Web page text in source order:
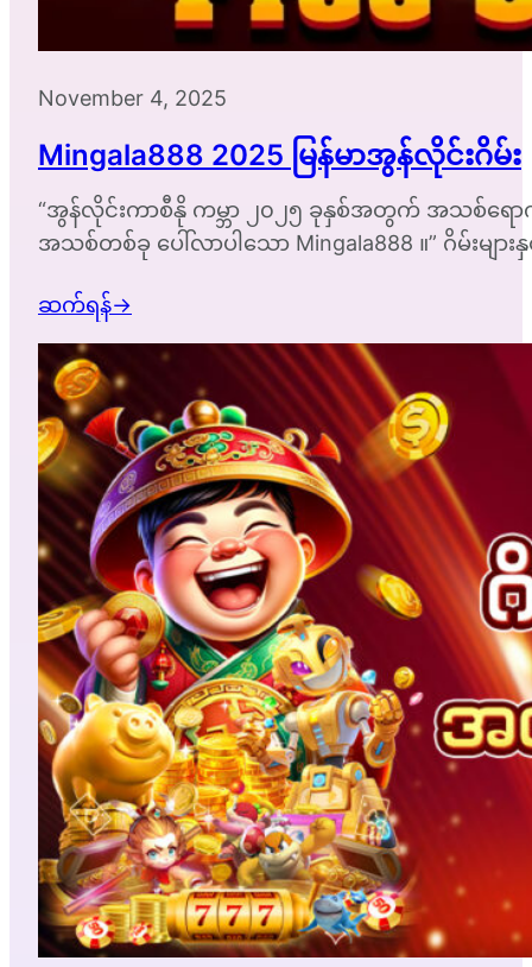
November 4, 2025
Mingala888 2025 မြန်မာအွန်လိုင်းဂိမ်း
“အွန်လိုင်းကာစီနို ကမ္ဘာ ၂၀၂၅ ခုနှစ်အတွက် အသစ်ရောက်
အသစ်တစ်ခု ပေါ်လာပါသော Mingala888 ။” ဂိမ်းမျာ
ဆက်ရန်→